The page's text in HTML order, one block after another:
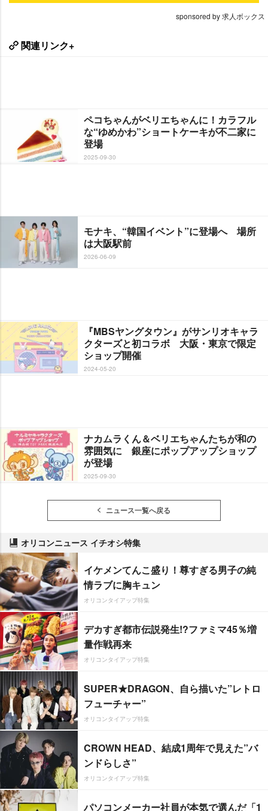
sponsored by 求人ボックス
関連リンク+
ペコちゃんがベリエちゃんに！カラフル
な“ゆめかわ”ショートケーキが不二家に
登場
2025-09-30
モナキ、“韓国イベント”に登場へ 場所
は大阪駅前
2026-06-09
『MBSヤングタウン』がサンリオキャラ
クターズと初コラボ 大阪・東京で限定
ショップ開催
2024-05-20
ナカムラくん＆ベリエちゃんたちが和の
雰囲気に 銀座にポップアップショップ
が登場
2025-09-30
ニュース一覧へ戻る
オリコンニュース イチオシ特集
イケメンてんこ盛り！尊すぎる男子の純
情ラブに胸キュン
オリコンタイアップ特集
デカすぎ都市伝説発生!?ファミマ45％増
量作戦再来
オリコンタイアップ特集
SUPER★DRAGON、自ら描いた”レトロ
フューチャー”
オリコンタイアップ特集
CROWN HEAD、結成1周年で見えた”バ
ンドらしさ”
オリコンタイアップ特集
パソコンメーカー社員が本気で選んだ「1